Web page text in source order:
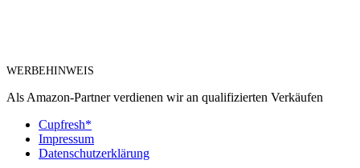
WERBEHINWEIS
Als Amazon-Partner verdienen wir an qualifizierten Verkäufen
Cupfresh*
Impressum
Datenschutzerklärung